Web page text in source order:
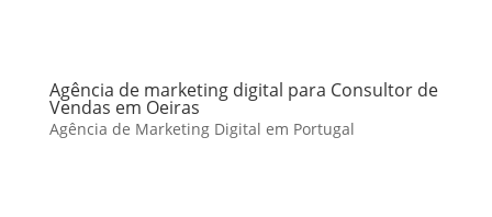
Agência de marketing digital para Consultor de
Vendas em Oeiras
Agência de Marketing Digital em Portugal